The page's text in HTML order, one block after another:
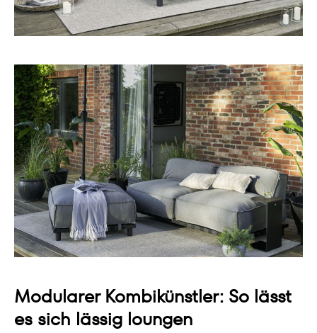
Modularer Kombikünstler: So lässt
es sich lässig loungen